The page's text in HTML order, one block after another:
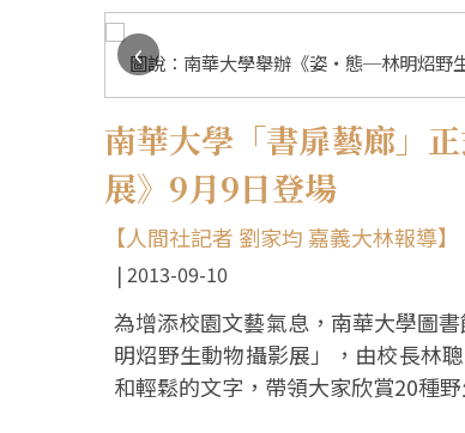
圖說：南華大學舉辦《姿‧態─林明炤野
‹
南華大學「書扉藝廊」
展》9月9日登場
【人間社記者 劉家均 嘉義大林報導】
2013-09-10
為增添校園文藝氣息，南華大學圖
明炤野生動物攝影展」，由校長林
和輕鬆的文字，帶領大家欣賞20種